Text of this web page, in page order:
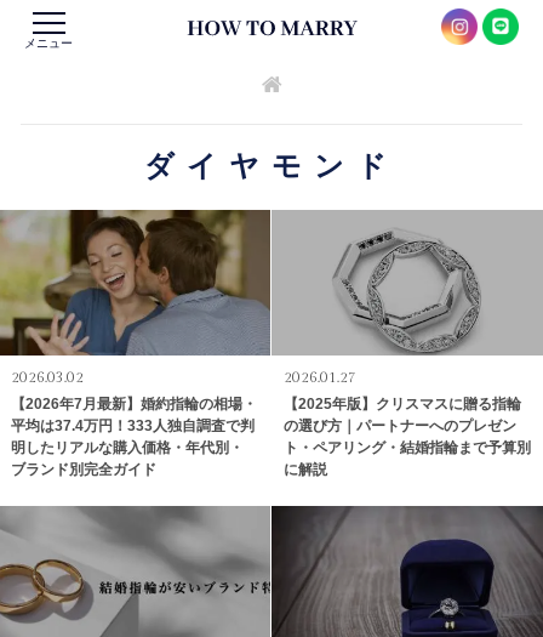
メニュー
ダイヤモンド
2026.03.02
【2026年7月最新】婚約指輪の相場・
平均は37.4万円！333人独自調査で判
明したリアルな購入価格・年代別・
ブランド別完全ガイド
2026.01.27
【2025年版】クリスマスに贈る指輪
の選び方｜パートナーへのプレゼン
ト・ペアリング・結婚指輪まで予算別
に解説